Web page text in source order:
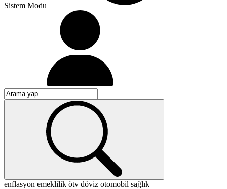
Sistem Modu
enflasyon emeklilik ötv döviz otomobil sağlık